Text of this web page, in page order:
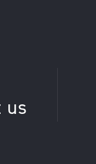
us